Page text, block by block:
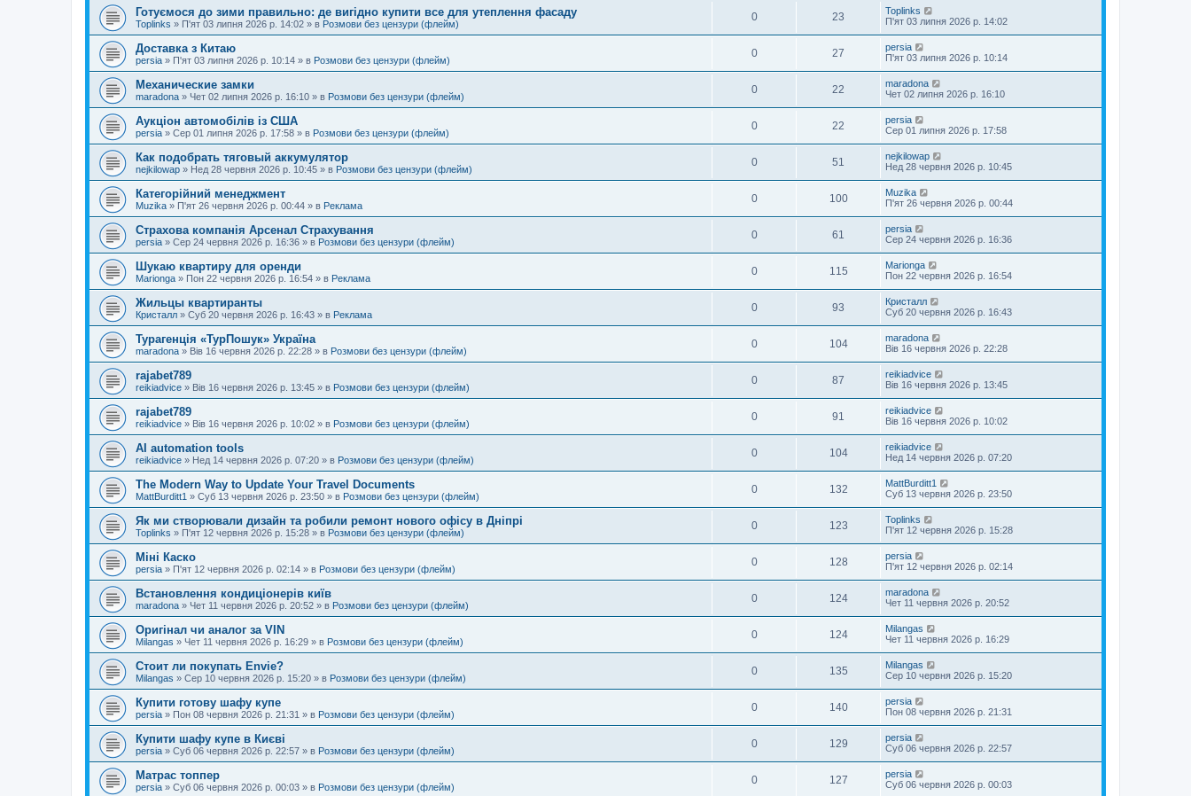
Готуємося до зими правильно: де вигідно купити все для утеплення фасаду
Toplinks » П'ят 03 липня 2026 р. 14:02 » в Розмови без цензури (флейм)
0 23
Toplinks
П'ят 03 липня 2026 р. 14:02
Доставка з Китаю
persia » П'ят 03 липня 2026 р. 10:14 » в Розмови без цензури (флейм)
0 27
persia
П'ят 03 липня 2026 р. 10:14
Механические замки
maradona » Чет 02 липня 2026 р. 16:10 » в Розмови без цензури (флейм)
0 22
maradona
Чет 02 липня 2026 р. 16:10
Аукціон автомобілів із США
persia » Сер 01 липня 2026 р. 17:58 » в Розмови без цензури (флейм)
0 22
persia
Сер 01 липня 2026 р. 17:58
Как подобрать тяговый аккумулятор
nejkilowap » Нед 28 червня 2026 р. 10:45 » в Розмови без цензури (флейм)
0 51
nejkilowap
Нед 28 червня 2026 р. 10:45
Категорійний менеджмент
Muzika » П'ят 26 червня 2026 р. 00:44 » в Реклама
0 100
Muzika
П'ят 26 червня 2026 р. 00:44
Страхова компанія Арсенал Страхування
persia » Сер 24 червня 2026 р. 16:36 » в Розмови без цензури (флейм)
0 61
persia
Сер 24 червня 2026 р. 16:36
Шукаю квартиру для оренди
Marionga » Пон 22 червня 2026 р. 16:54 » в Реклама
0 115
Marionga
Пон 22 червня 2026 р. 16:54
Жильцы квартиранты
Кристалл » Суб 20 червня 2026 р. 16:43 » в Реклама
0 93
Кристалл
Суб 20 червня 2026 р. 16:43
Турагенція «ТурПошук» Україна
maradona » Вів 16 червня 2026 р. 22:28 » в Розмови без цензури (флейм)
0 104
maradona
Вів 16 червня 2026 р. 22:28
rajabet789
reikiadvice » Вів 16 червня 2026 р. 13:45 » в Розмови без цензури (флейм)
0 87
reikiadvice
Вів 16 червня 2026 р. 13:45
rajabet789
reikiadvice » Вів 16 червня 2026 р. 10:02 » в Розмови без цензури (флейм)
0 91
reikiadvice
Вів 16 червня 2026 р. 10:02
AI automation tools
reikiadvice » Нед 14 червня 2026 р. 07:20 » в Розмови без цензури (флейм)
0 104
reikiadvice
Нед 14 червня 2026 р. 07:20
The Modern Way to Update Your Travel Documents
MattBurditt1 » Суб 13 червня 2026 р. 23:50 » в Розмови без цензури (флейм)
0 132
MattBurditt1
Суб 13 червня 2026 р. 23:50
Як ми створювали дизайн та робили ремонт нового офісу в Дніпрі
Toplinks » П'ят 12 червня 2026 р. 15:28 » в Розмови без цензури (флейм)
0 123
Toplinks
П'ят 12 червня 2026 р. 15:28
Міні Каско
persia » П'ят 12 червня 2026 р. 02:14 » в Розмови без цензури (флейм)
0 128
persia
П'ят 12 червня 2026 р. 02:14
Встановлення кондиціонерів київ
maradona » Чет 11 червня 2026 р. 20:52 » в Розмови без цензури (флейм)
0 124
maradona
Чет 11 червня 2026 р. 20:52
Оригінал чи аналог за VIN
Milangas » Чет 11 червня 2026 р. 16:29 » в Розмови без цензури (флейм)
0 124
Milangas
Чет 11 червня 2026 р. 16:29
Стоит ли покупать Envie?
Milangas » Сер 10 червня 2026 р. 15:20 » в Розмови без цензури (флейм)
0 135
Milangas
Сер 10 червня 2026 р. 15:20
Купити готову шафу купе
persia » Пон 08 червня 2026 р. 21:31 » в Розмови без цензури (флейм)
0 140
persia
Пон 08 червня 2026 р. 21:31
Купити шафу купе в Києві
persia » Суб 06 червня 2026 р. 22:57 » в Розмови без цензури (флейм)
0 129
persia
Суб 06 червня 2026 р. 22:57
Матрас топпер
persia » Суб 06 червня 2026 р. 00:03 » в Розмови без цензури (флейм)
0 127
persia
Суб 06 червня 2026 р. 00:03